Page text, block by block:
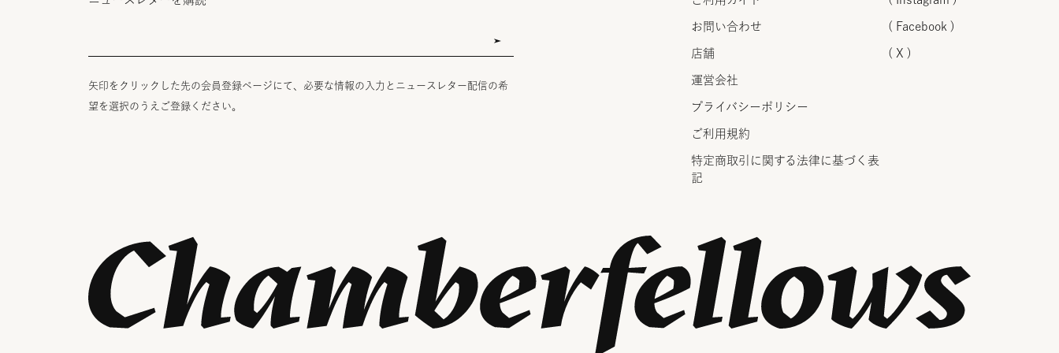
矢印をクリックした先の会員登録ページにて、必要な情報の入力とニュースレター配信の希
望を選択のうえご登録ください。
お問い合わせ
店舗
運営会社
プライバシーポリシー
ご利用規約
特定商取引に関する法律に基づく表
記
( Facebook )
( X )